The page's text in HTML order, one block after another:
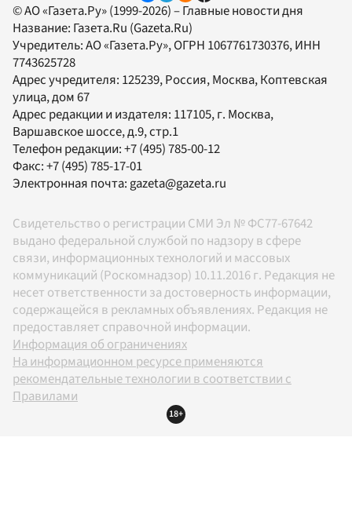
© АО «Газета.Ру» (1999-2026) – Главные новости дня
Название: Газета.Ru (Gazeta.Ru)
Учредитель:АО «Газета.Ру», ОГРН 1067761730376, ИНН
7743625728
Адрес учредителя: 125239, Россия, Москва, Коптевская
улица, дом 67
Адрес редакции и издателя: 117105, г. Москва,
Варшавское шоссе, д.9, стр.1
Телефон редакции:+7 (495) 785-00-12
Факс:+7 (495) 785-17-01
Электронная почта:gazeta@gazeta.ru
Свидетельство о регистрации СМИ Эл № ФС77-67642
выдано федеральной службой по надзору в сфере
связи, информационных технологий и массовых
коммуникаций (Роскомнадзор) 10.11.2016 г. Редакция не
несет ответственности за достоверность информации,
содержащейся в рекламных объявлениях. Редакция не
предоставляет справочной информации.
Информация об ограничениях
На информационном ресурсе применяются
рекомендательные технологии в соответствии с
Правилами
18+